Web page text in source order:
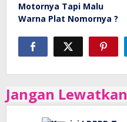
Motornya Tapi Malu
Warna Plat Nomornya ?
Jangan Lewatkan